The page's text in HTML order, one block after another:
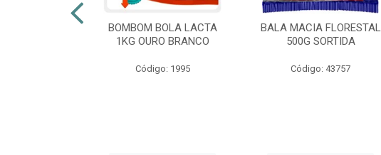
BOMBOM BOLA LACTA
1KG OURO BRANCO
Código: 1995
BALA MACIA FLORESTAL
500G SORTIDA
Código: 43757